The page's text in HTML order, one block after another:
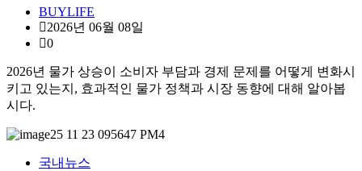
BUYLIFE
2026년 06월 08일
0
2026년 물가 상승이 소비자 부담과 경제 문제를 어떻게 변화시
키고 있는지, 효과적인 물가 정책과 시장 동향에 대해 알아봅
시다.
국내뉴스